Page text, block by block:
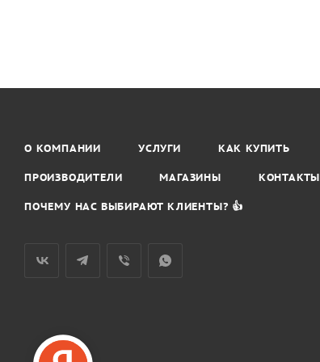
О КОМПАНИИ УСЛУГИ КАК КУПИТЬ
ПРОИЗВОДИТЕЛИ МАГАЗИНЫ КОНТАКТЫ
ПОЧЕМУ НАС ВЫБИРАЮТ КЛИЕНТЫ? 👍